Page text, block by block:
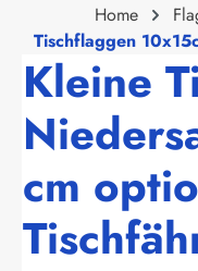
Home
Tischflaggen
Kleine
cm